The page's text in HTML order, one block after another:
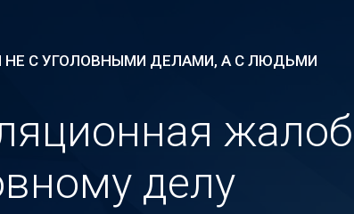
делу
НЕ С УГОЛОВНЫМИ ДЕЛАМИ, А С ЛЮДЬМИ